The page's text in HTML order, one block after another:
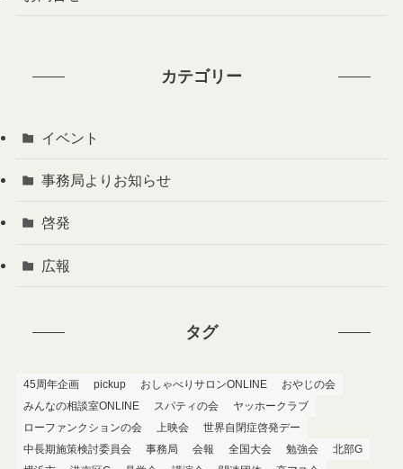
カテゴリー
イベント
事務局よりお知らせ
啓発
広報
タグ
45周年企画 pickup おしゃべりサロンONLINE
おやじの会
みんなの相談室ONLINE
スパティの会
ヤッホークラブ
ローファンクションの会
上映会
世界自閉症啓発デー
中長期施策検討委員会
事務局 会報 全国大会 勉強会
北部G